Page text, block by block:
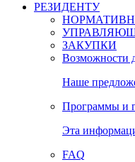
РЕЗИДЕНТУ
ЗАКУПКИ
Возможности
Наше
Программы и
Эта
FAQ